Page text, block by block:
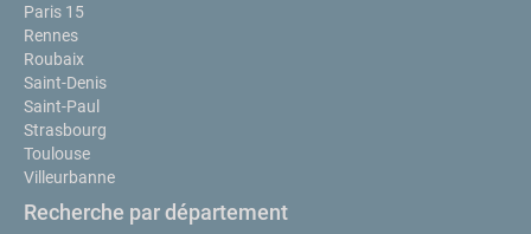
Paris 15
Rennes
Roubaix
Saint-Denis
Saint-Paul
Strasbourg
Toulouse
Villeurbanne
Recherche par département